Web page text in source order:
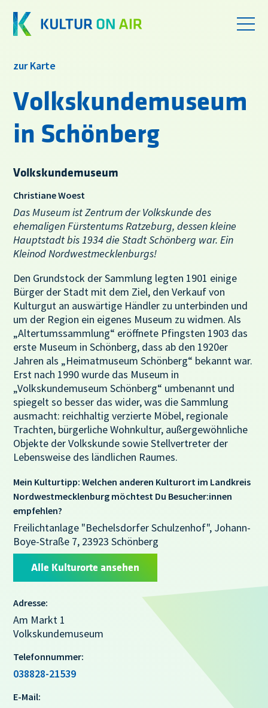
zur Karte
Volkskundemuseum
in Schönberg
Volkskundemuseum
Christiane Woest
Das Museum ist Zentrum der Volkskunde des
ehemaligen Fürstentums Ratzeburg, dessen kleine
Hauptstadt bis 1934 die Stadt Schönberg war. Ein
Kleinod Nordwestmecklenburgs!
Den Grundstock der Sammlung legten 1901 einige
Bürger der Stadt mit dem Ziel, den Verkauf von
Kulturgut an auswärtige Händler zu unterbinden und
um der Region ein eigenes Museum zu widmen. Als
„Altertumssammlung“ eröffnete Pfingsten 1903 das
erste Museum in Schönberg, dass ab den 1920er
Jahren als „Heimatmuseum Schönberg“ bekannt war.
Erst nach 1990 wurde das Museum in
„Volkskundemuseum Schönberg“ umbenannt und
spiegelt so besser das wider, was die Sammlung
ausmacht: reichhaltig verzierte Möbel, regionale
Trachten, bürgerliche Wohnkultur, außergewöhnliche
Objekte der Volkskunde sowie Stellvertreter der
Lebensweise des ländlichen Raumes.
Mein Kulturtipp: Welchen anderen Kulturort im Landkreis
Nordwestmecklenburg möchtest Du Besucher:innen
empfehlen?
Freilichtanlage "Bechelsdorfer Schulzenhof", Johann-
Boye-Straße 7, 23923 Schönberg
Alle Kulturorte ansehen
Adresse:
Am Markt 1
Volkskundemuseum
Telefonnummer:
038828-21539
E-Mail: